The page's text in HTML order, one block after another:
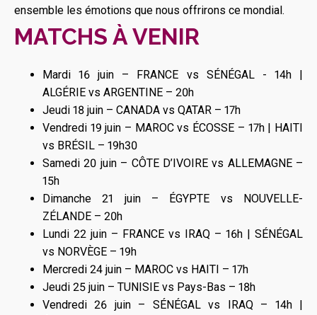
ensemble les émotions que nous offrirons ce mondial.
MATCHS À VENIR
Mardi 16 juin – FRANCE vs SÉNÉGAL - 14h |
ALGÉRIE vs ARGENTINE – 20h
Jeudi 18 juin – CANADA vs QATAR – 17h
Vendredi 19 juin – MAROC vs ÉCOSSE – 17h | HAITI
vs BRÉSIL – 19h30
Samedi 20 juin – CÔTE D’IVOIRE vs ALLEMAGNE –
15h
Dimanche 21 juin – ÉGYPTE vs NOUVELLE-
ZÉLANDE – 20h
Lundi 22 juin – FRANCE vs IRAQ – 16h | SÉNÉGAL
vs NORVÈGE – 19h
Mercredi 24 juin – MAROC vs HAITI – 17h
Jeudi 25 juin – TUNISIE vs Pays-Bas – 18h
Vendredi 26 juin – SÉNÉGAL vs IRAQ – 14h |